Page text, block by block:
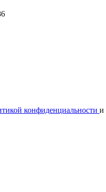
конфиденциальности и